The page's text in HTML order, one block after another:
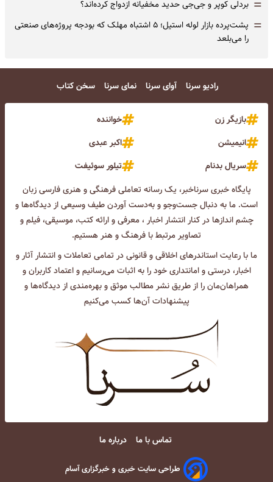
= بردلی کوپر و جی‌جی حدید مخفیانه ازدواج کرده‌اند؟
=
پشت‌پرده بازار لوله استیل؛ ۵ اشتباه مهلک که بودجه پروژه‌های صنعتی
را می‌بلعد
رادیو سرنا آوای سرنا نمای سرنا سخن کتاب
بازیگر زن
خواننده
انیمیشن
اکبر عبدی
سریال بدنام
تیلور سوئیفت
پایگاه خبری سرناخبر، یک رسانه تعاملی فرهنگی و هنری فارسی زبان
است. ما به دنبال جست‌و‌جو و به‌دست آوردن طیف وسیعی از دیدگاه‌ها و
چشم انداز‌ها در کنار انتشار اخبار ، معرفی و ارائه کتب، موسیقی، فیلم و
تصاویر مرتبط با فرهنگ و هنر هستیم.
ما با رعایت استاندرهای اخلاقی و قانونی در تمامی تعاملات و انتشار آثار و
اخبار، درستی و امانتداری خود را به اثبات می‌رسانیم و اعتماد کاربران و
همراهان‌مان را از طریق نشر مطالب موثق و بهره‌مندی از دیدگاه‌ها و
پیشنهادات آن‌ها کسب می‌کنیم
تماس با ما درباره ما
طراحی سایت خبری و خبرگزاری آسام